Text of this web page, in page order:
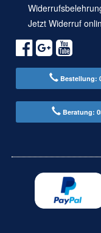
Jetzt Widerruf
Bestellung:
Beratung: